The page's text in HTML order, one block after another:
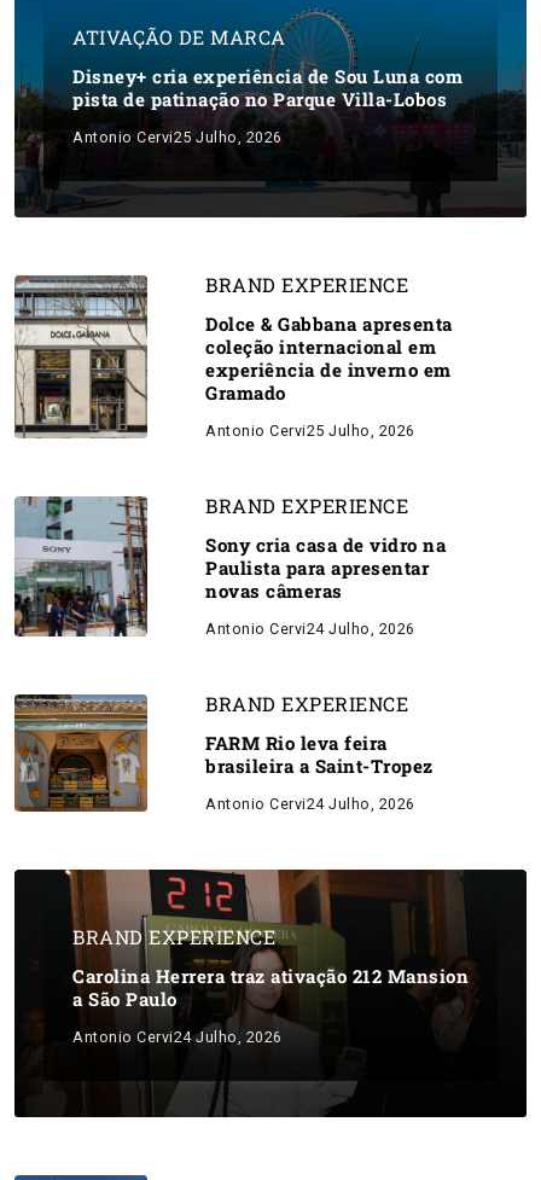
ATIVAÇÃO DE MARCA
Disney+ cria experiência de Sou Luna com
pista de patinação no Parque Villa-Lobos
Antonio Cervi25 Julho, 2026
BRAND EXPERIENCE
Dolce & Gabbana apresenta
coleção internacional em
experiência de inverno em
Gramado
Antonio Cervi25 Julho, 2026
BRAND EXPERIENCE
Sony cria casa de vidro na
Paulista para apresentar
novas câmeras
Antonio Cervi24 Julho, 2026
BRAND EXPERIENCE
FARM Rio leva feira
brasileira a Saint-Tropez
Antonio Cervi24 Julho, 2026
BRAND EXPERIENCE
Carolina Herrera traz ativação 212 Mansion
a São Paulo
Antonio Cervi24 Julho, 2026